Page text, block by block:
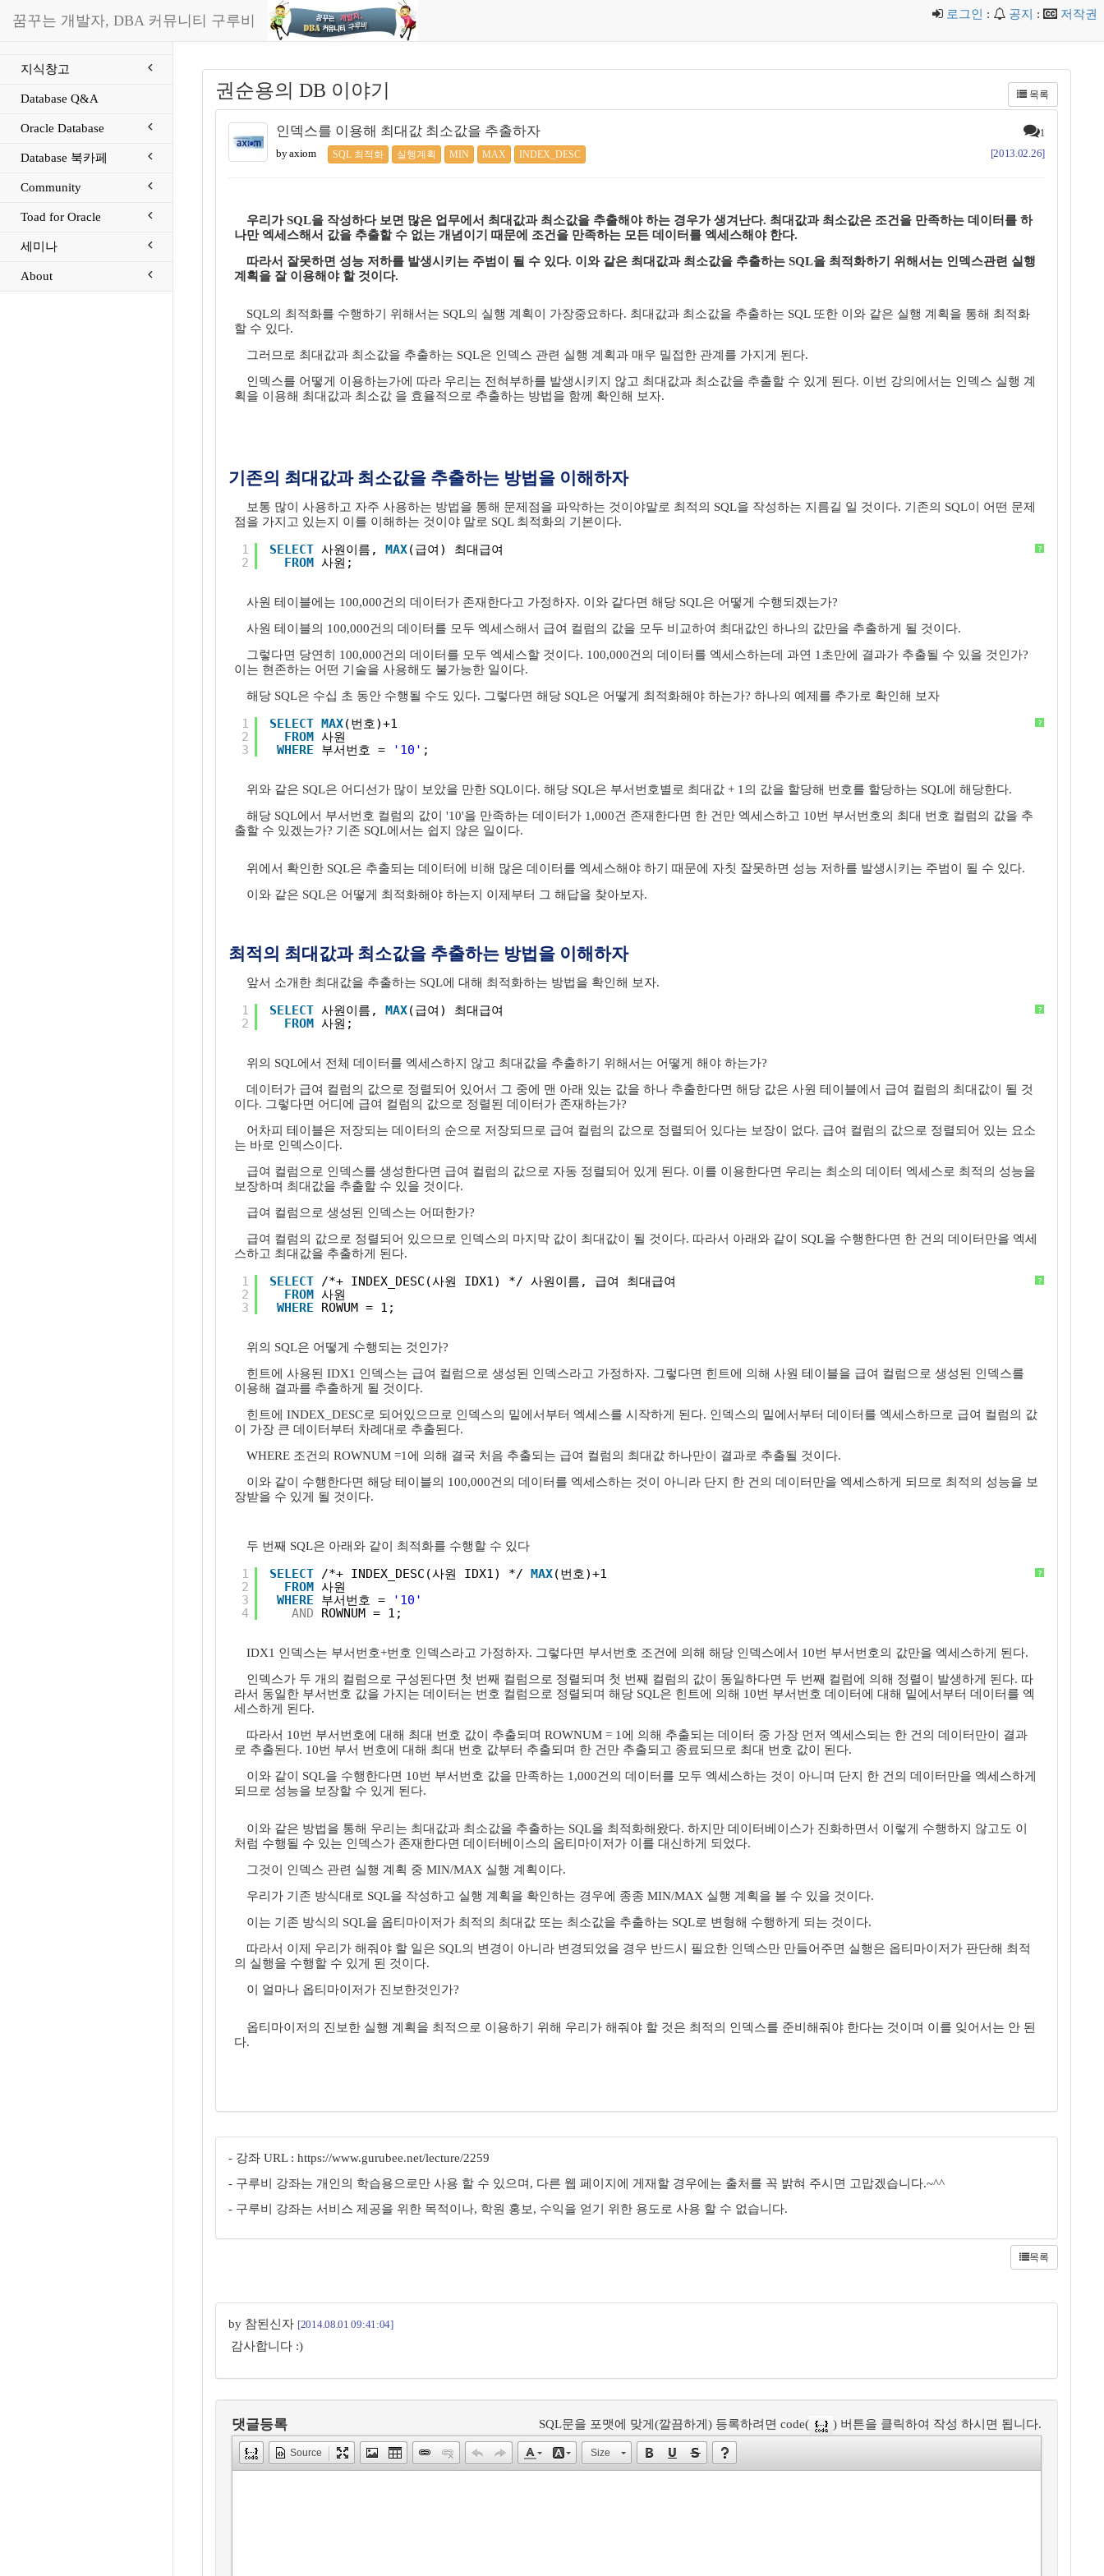
꿈꾸는 개발자, DBA 커뮤니티 구루비 로그인 : 공지 : 저작권
지식창고
Database Q&A
Oracle Database
Database 북카페
Community
Toad for Oracle
세미나
About
권순용의 DB 이야기 목록
인덱스를 이용해 최대값 최소값을 추출하자 1
by axiom SQL 최적화 실행계획 MIN MAX INDEX_DESC [2013.02.26]
우리가 SQL을 작성하다 보면 많은 업무에서 최대값과 최소값을 추출해야 하는 경우가 생겨난다. 최대값과 최소값은 조건을 만족하는 데이터를 하
나만 엑세스해서 값을 추출할 수 없는 개념이기 때문에 조건을 만족하는 모든 데이터를 엑세스해야 한다.
따라서 잘못하면 성능 저하를 발생시키는 주범이 될 수 있다. 이와 같은 최대값과 최소값을 추출하는 SQL을 최적화하기 위해서는 인덱스관련 실행
계획을 잘 이용해야 할 것이다.
SQL의 최적화를 수행하기 위해서는 SQL의 실행 계획이 가장중요하다. 최대값과 최소값을 추출하는 SQL 또한 이와 같은 실행 계획을 통해 최적화
할 수 있다.
그러므로 최대값과 최소값을 추출하는 SQL은 인덱스 관련 실행 계획과 매우 밀접한 관계를 가지게 된다.
인덱스를 어떻게 이용하는가에 따라 우리는 전혀부하를 발생시키지 않고 최대값과 최소값을 추출할 수 있게 된다. 이번 강의에서는 인덱스 실행 계
획을 이용해 최대값과 최소값 을 효율적으로 추출하는 방법을 함께 확인해 보자.
기존의 최대값과 최소값을 추출하는 방법을 이해하자
보통 많이 사용하고 자주 사용하는 방법을 통해 문제점을 파악하는 것이야말로 최적의 SQL을 작성하는 지름길 일 것이다. 기존의 SQL이 어떤 문제
점을 가지고 있는지 이를 이해하는 것이야 말로 SQL 최적화의 기본이다.
?
1
2
SELECT 사원이름, MAX(급여) 최대급여
FROM 사원;
사원 테이블에는 100,000건의 데이터가 존재한다고 가정하자. 이와 같다면 해당 SQL은 어떻게 수행되겠는가?
사원 테이블의 100,000건의 데이터를 모두 엑세스해서 급여 컬럼의 값을 모두 비교하여 최대값인 하나의 값만을 추출하게 될 것이다.
그렇다면 당연히 100,000건의 데이터를 모두 엑세스할 것이다. 100,000건의 데이터를 엑세스하는데 과연 1초만에 결과가 추출될 수 있을 것인가?
이는 현존하는 어떤 기술을 사용해도 불가능한 일이다.
해당 SQL은 수십 초 동안 수행될 수도 있다. 그렇다면 해당 SQL은 어떻게 최적화해야 하는가? 하나의 예제를 추가로 확인해 보자
?
1
2
3
SELECT MAX(번호)+1
FROM 사원
WHERE
부서번호 = '10' ;
위와 같은 SQL은 어디선가 많이 보았을 만한 SQL이다. 해당 SQL은 부서번호별로 최대값 + 1의 값을 할당해 번호를 할당하는 SQL에 해당한다.
해당 SQL에서 부서번호 컬럼의 값이 '10'을 만족하는 데이터가 1,000건 존재한다면 한 건만 엑세스하고 10번 부서번호의 최대 번호 컬럼의 값을 추
출할 수 있겠는가? 기존 SQL에서는 쉽지 않은 일이다.
위에서 확인한 SQL은 추출되는 데이터에 비해 많은 데이터를 엑세스해야 하기 때문에 자칫 잘못하면 성능 저하를 발생시키는 주범이 될 수 있다.
이와 같은 SQL은 어떻게 최적화해야 하는지 이제부터 그 해답을 찾아보자.
최적의 최대값과 최소값을 추출하는 방법을 이해하자
앞서 소개한 최대값을 추출하는 SQL에 대해 최적화하는 방법을 확인해 보자.
?
1
2
SELECT 사원이름, MAX(급여) 최대급여
FROM 사원;
위의 SQL에서 전체 데이터를 엑세스하지 않고 최대값을 추출하기 위해서는 어떻게 해야 하는가?
데이터가 급여 컬럼의 값으로 정렬되어 있어서 그 중에 맨 아래 있는 값을 하나 추출한다면 해당 값은 사원 테이블에서 급여 컬럼의 최대값이 될 것
이다. 그렇다면 어디에 급여 컬럼의 값으로 정렬된 데이터가 존재하는가?
어차피 테이블은 저장되는 데이터의 순으로 저장되므로 급여 컬럼의 값으로 정렬되어 있다는 보장이 없다. 급여 컬럼의 값으로 정렬되어 있는 요소
는 바로 인덱스이다.
급여 컬럼으로 인덱스를 생성한다면 급여 컬럼의 값으로 자동 정렬되어 있게 된다. 이를 이용한다면 우리는 최소의 데이터 엑세스로 최적의 성능을
보장하며 최대값을 추출할 수 있을 것이다.
급여 컬럼으로 생성된 인덱스는 어떠한가?
급여 컬럼의 값으로 정렬되어 있으므로 인덱스의 마지막 값이 최대값이 될 것이다. 따라서 아래와 같이 SQL을 수행한다면 한 건의 데이터만을 엑세
스하고 최대값을 추출하게 된다.
?
1
2
3
SELECT /*+ INDEX_DESC(사원 IDX1) */ 사원이름, 급여 최대급여
FROM 사원
WHERE
ROWUM = 1;
위의 SQL은 어떻게 수행되는 것인가?
힌트에 사용된 IDX1 인덱스는 급여 컬럼으로 생성된 인덱스라고 가정하자. 그렇다면 힌트에 의해 사원 테이블을 급여 컬럼으로 생성된 인덱스를
이용해 결과를 추출하게 될 것이다.
힌트에 INDEX_DESC로 되어있으므로 인덱스의 밑에서부터 엑세스를 시작하게 된다. 인덱스의 밑에서부터 데이터를 엑세스하므로 급여 컬럼의 값
이 가장 큰 데이터부터 차례대로 추출된다.
WHERE 조건의 ROWNUM =1에 의해 결국 처음 추출되는 급여 컬럼의 최대값 하나만이 결과로 추출될 것이다.
이와 같이 수행한다면 해당 테이블의 100,000건의 데이터를 엑세스하는 것이 아니라 단지 한 건의 데이터만을 엑세스하게 되므로 최적의 성능을 보
장받을 수 있게 될 것이다.
두 번째 SQL은 아래와 같이 최적화를 수행할 수 있다
?
1
2
3
4
SELECT /*+ INDEX_DESC(사원 IDX1) */ MAX(번호)+1
FROM 사원
WHERE
부서번호 =
'10'
AND
ROWNUM = 1;
IDX1 인덱스는 부서번호+번호 인덱스라고 가정하자. 그렇다면 부서번호 조건에 의해 해당 인덱스에서 10번 부서번호의 값만을 엑세스하게 된다.
인덱스가 두 개의 컬럼으로 구성된다면 첫 번째 컬럼으로 정렬되며 첫 번째 컬럼의 값이 동일하다면 두 번째 컬럼에 의해 정렬이 발생하게 된다. 따
라서 동일한 부서번호 값을 가지는 데이터는 번호 컬럼으로 정렬되며 해당 SQL은 힌트에 의해 10번 부서번호 데이터에 대해 밑에서부터 데이터를 엑
세스하게 된다.
따라서 10번 부서번호에 대해 최대 번호 값이 추출되며 ROWNUM = 1에 의해 추출되는 데이터 중 가장 먼저 엑세스되는 한 건의 데이터만이 결과
로 추출된다. 10번 부서 번호에 대해 최대 번호 값부터 추출되며 한 건만 추출되고 종료되므로 최대 번호 값이 된다.
이와 같이 SQL을 수행한다면 10번 부서번호 값을 만족하는 1,000건의 데이터를 모두 엑세스하는 것이 아니며 단지 한 건의 데이터만을 엑세스하게
되므로 성능을 보장할 수 있게 된다.
이와 같은 방법을 통해 우리는 최대값과 최소값을 추출하는 SQL을 최적화해왔다. 하지만 데이터베이스가 진화하면서 이렇게 수행하지 않고도 이
처럼 수행될 수 있는 인덱스가 존재한다면 데이터베이스의 옵티마이저가 이를 대신하게 되었다.
그것이 인덱스 관련 실행 계획 중 MIN/MAX 실행 계획이다.
우리가 기존 방식대로 SQL을 작성하고 실행 계획을 확인하는 경우에 종종 MIN/MAX 실행 계획을 볼 수 있을 것이다.
이는 기존 방식의 SQL을 옵티마이저가 최적의 최대값 또는 최소값을 추출하는 SQL로 변형해 수행하게 되는 것이다.
따라서 이제 우리가 해줘야 할 일은 SQL의 변경이 아니라 변경되었을 경우 반드시 필요한 인덱스만 만들어주면 실행은 옵티마이저가 판단해 최적
의 실행을 수행할 수 있게 된 것이다.
이 얼마나 옵티마이저가 진보한것인가?
옵티마이저의 진보한 실행 계획을 최적으로 이용하기 위해 우리가 해줘야 할 것은 최적의 인덱스를 준비해줘야 한다는 것이며 이를 잊어서는 안 된
다.
- 강좌 URL : https://www.gurubee.net/lecture/2259
- 구루비 강좌는 개인의 학습용으로만 사용 할 수 있으며, 다른 웹 페이지에 게재할 경우에는 출처를 꼭 밝혀 주시면 고맙겠습니다.~^^
- 구루비 강좌는 서비스 제공을 위한 목적이나, 학원 홍보, 수익을 얻기 위한 용도로 사용 할 수 없습니다.
목록
by 참된신자 [2014.08.01 09:41:04]
감사합니다 :)
댓글등록 SQL문을 포맷에 맞게(깔끔하게) 등록하려면 code( ) 버튼을 클릭하여 작성 하시면 됩니다.
Source Size